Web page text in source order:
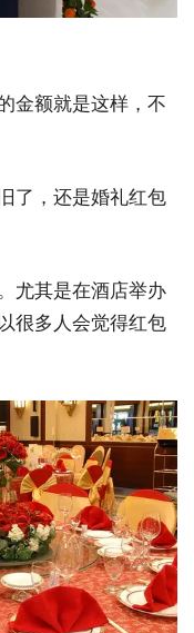
金额就是这样，不
了，还是婚礼红包
尤其是在酒店举办
很多人会觉得红包